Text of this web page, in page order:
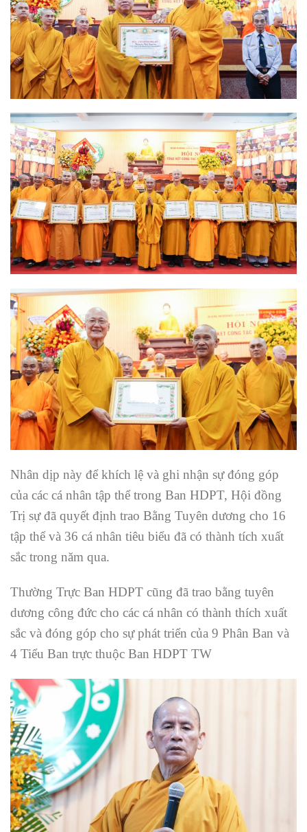
Nhân dịp này để khích lệ và ghi nhận sự đóng góp
của các cá nhân tập thể trong Ban HDPT, Hội đồng
Trị sự đã quyết định trao Bằng Tuyên dương cho 16
tập thể và 36 cá nhân tiêu biểu đã có thành tích xuất
sắc trong năm qua.
Thường Trực Ban HDPT cũng đã trao bằng tuyên
dương công đức cho các cá nhân có thành thích xuất
sắc và đóng góp cho sự phát triển của 9 Phân Ban và
4 Tiểu Ban trực thuộc Ban HDPT TW